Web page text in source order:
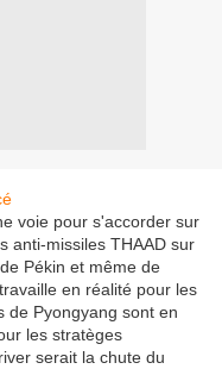
voie pour s'accorder sur
anti-missiles THAAD sur
Pékin et même de
en réalité pour les
de Pyongyang sont en
les stratèges
serait la chute du